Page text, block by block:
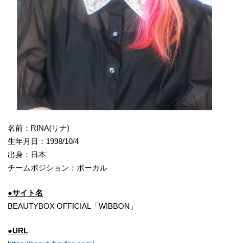
名前：RINA(リナ)
生年月日：1998/10/4
出身：日本
チームポジション：ボーカル
●サイト名
BEAUTYBOX OFFICIAL「WIBBON」
●URL